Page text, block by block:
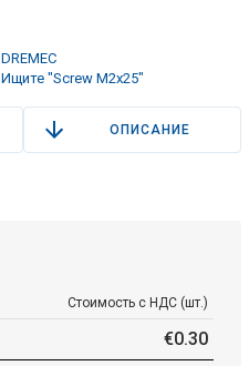
DREMEC
Ищите "Screw M2x25"
ОПИСАНИЕ
Стоимость с НДС (шт.)
€0.30